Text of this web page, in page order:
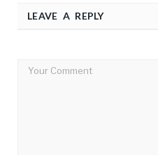
LEAVE A REPLY